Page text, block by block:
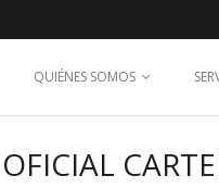
QUIÉNES SOMOS